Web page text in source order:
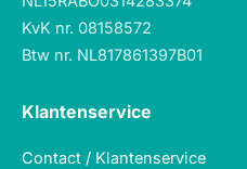
KvK nr. 08158572
Btw nr. NL817861397B01
Klantenservice
Contact / Klantenservice